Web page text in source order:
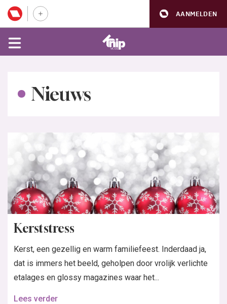
AANMELDEN
Nieuws
Kerststress
Kerst, een gezellig en warm familiefeest. Inderdaad ja,
dat is immers het beeld, geholpen door vrolijk verlichte
etalages en glossy magazines waar het...
Lees verder